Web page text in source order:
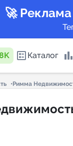
🚀
Каталог
Каталог
Римма